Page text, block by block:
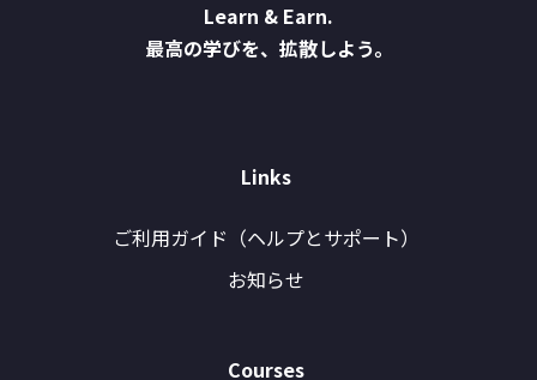
Learn & Earn.
最高の学びを、拡散しよう。
Links
ご利用ガイド（ヘルプとサポート）
お知らせ
Courses